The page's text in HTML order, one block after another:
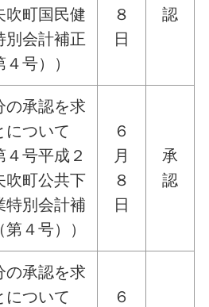
吹町国民健
別会計補正
号））
８
日
認
の承認を求
について
４号平成２
吹町公共下
特別会計補
４号））
６
月
８
日
承
認
の承認を求
について
６